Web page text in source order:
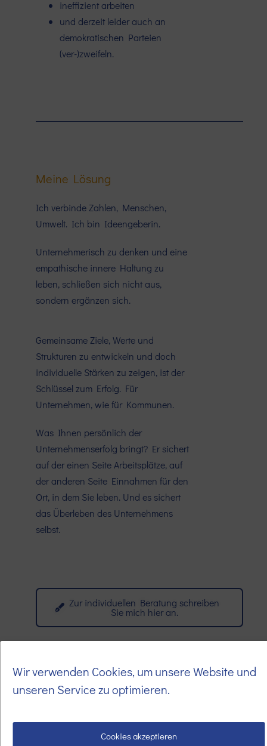
Wir verwenden Cookies, um unsere Website und
unseren Service zu optimieren.
Cookies akzeptieren
ineffizient arbeiten
und derzeit leider auch an
demokratischen Parteien
(ver-)zweifeln.
Meine Lösung
Ich verbinde Zahlen, Menschen,
Umwelt. Ich bin Ideengeberin.
Unternehmerisch zu denken und eine
empathische innere Haltung zu
leben, schließen sich nicht aus,
sondern ergänzen sich.
Gemeinsame Ziele, Werte und
Strukturen zu entwickeln und doch
individuelle Stärken zu zeigen, ist der
Schlüssel zum Erfolg. Für
Unternehmen, wie für Kommunen.
Was Ihnen persönlich der
Unternehmenserfolg bringt? Er sichert
auf der einen Seite Arbeitsplätze, auf
der anderen Seite Einnahmen für den
Ort, in dem Sie leben. Und es sichert
das Überleben des Unternehmens
selbst.
Zur individuellen Beratung schreiben
Sie mich hier an.